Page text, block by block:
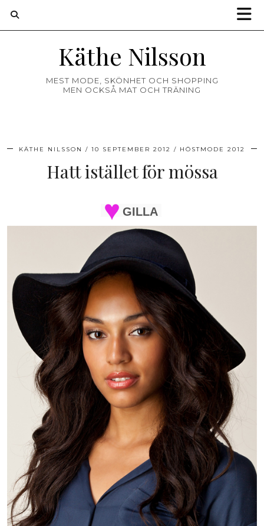
Käthe Nilsson
MEST MODE, SKÖNHET OCH SHOPPING
MEN OCKSÅ MAT OCH TRÄNING
KÄTHE NILSSON 10 SEPTEMBER 2012 HÖSTMODE 2012
Hatt istället för mössa
GILLA